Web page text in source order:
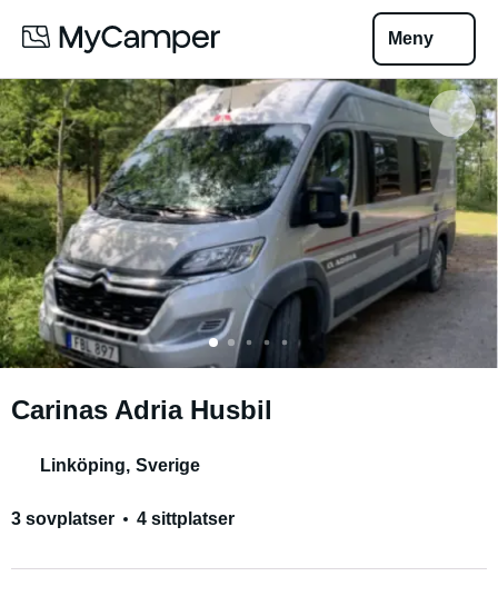
Meny
Carinas Adria Husbil
Linköping, Sverige
3 sovplatser 4 sittplatser